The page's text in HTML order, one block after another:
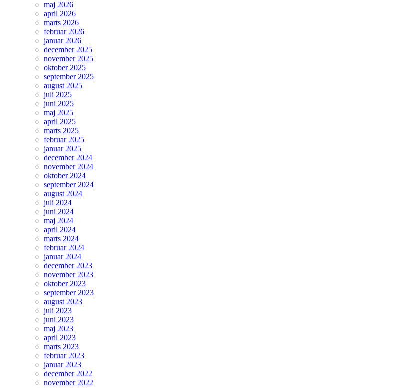
maj 2026
april 2026
marts 2026
februar 2026
januar 2026
december 2025
november 2025
oktober 2025
september 2025
august 2025
juli 2025
juni 2025
maj 2025
april 2025
marts 2025
februar 2025
januar 2025
december 2024
november 2024
oktober 2024
september 2024
august 2024
juli 2024
juni 2024
maj 2024
april 2024
marts 2024
februar 2024
januar 2024
december 2023
november 2023
oktober 2023
september 2023
august 2023
juli 2023
juni 2023
maj 2023
april 2023
marts 2023
februar 2023
januar 2023
december 2022
november 2022